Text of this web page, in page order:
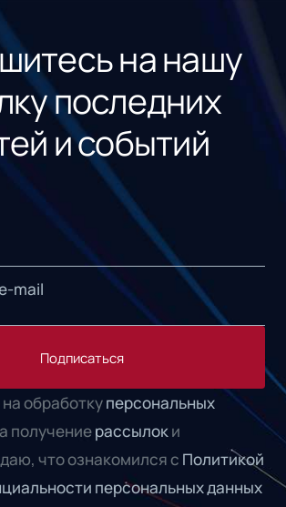
на нашу
последних
и событий
Подписаться
обработкуперсональных
получениерассылоки
что ознакомился с Политикой
персональных данных